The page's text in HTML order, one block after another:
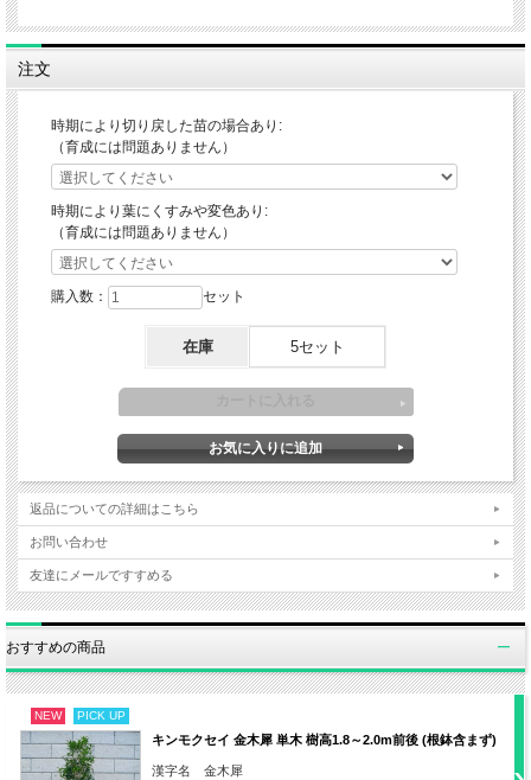
耐寒性 強い
草丈
樹高
50～100cmくらい（環境による）
開花期 6～10月
花色
植え付け 3～6月、9～11月
半日陰～日なた（西日が当たらない）
用土
・赤玉土7：腐葉土3の割合
・水はけの良い土壌
水やり
りする程度
・地植えの場合一度根付いたら基本的に
不要
注文
時期により切り戻した苗の場合あり:
（育成には問題ありません）
時期により葉にくすみや変色あり:
（育成には問題ありません）
購入数： セット
在庫 5セット
返品についての詳細はこちら
お問い合わせ
友達にメールですすめる
おすすめの商品
NEW PICK UP
キンモクセイ 金木犀 単木 樹高1.8～2.0m前後 (根鉢含まず)
漢字名 金木犀